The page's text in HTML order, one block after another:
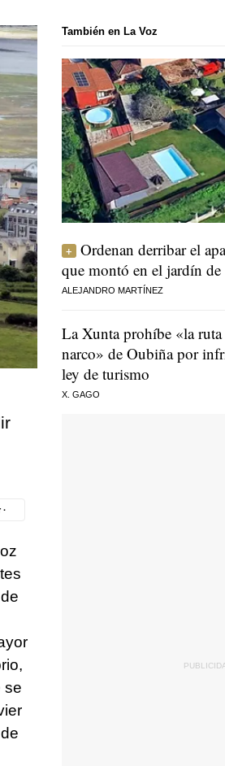
se
También en La Voz
Ordenan derribar el
que montó en el jardín de
ALEJANDRO MARTÍNEZ
La Xunta prohíbe «la
narco» de Oubiña por
ley de turismo
X. GAGO